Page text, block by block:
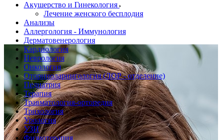
Акушерство и Гинекология
Лечение женского бесплодия
Анализы
Аллергология - Иммунология
Дерматовенерология
Кардиология
Неврология
Онкология
Оториноларингология (ЛОР - отделение)
Педиатрия
Терапия
Травматология-ортопедия
Трихология
Урология
УЗИ
Физиотерапия